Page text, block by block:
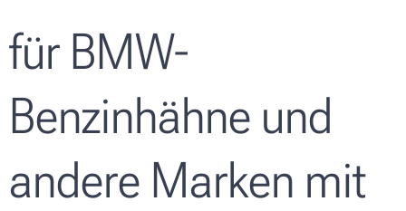
für BMW-
Benzinhähne und
andere Marken mit